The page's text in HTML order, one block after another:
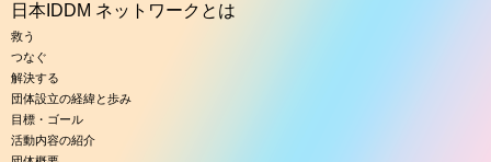
日本IDDM ネットワークとは
救う
つなぐ
解決する
団体設立の経緯と歩み
目標・ゴール
活動内容の紹介